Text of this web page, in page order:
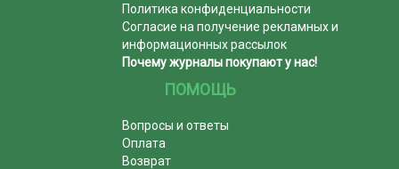
Политика конфиденциальности
Согласие на получение рекламных и
информационных рассылок
Почему журналы покупают у нас!
ПОМОЩЬ
Вопросы и ответы
Оплата
Возврат